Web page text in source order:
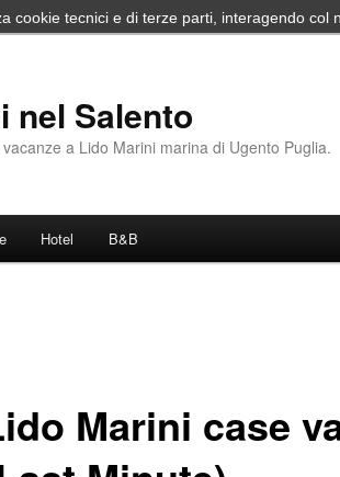
nel Salento
a Lido Marini marina di Ugento Puglia.
Hotel B&B
Marini case
cookie tecnici e di terze parti, interagendo col